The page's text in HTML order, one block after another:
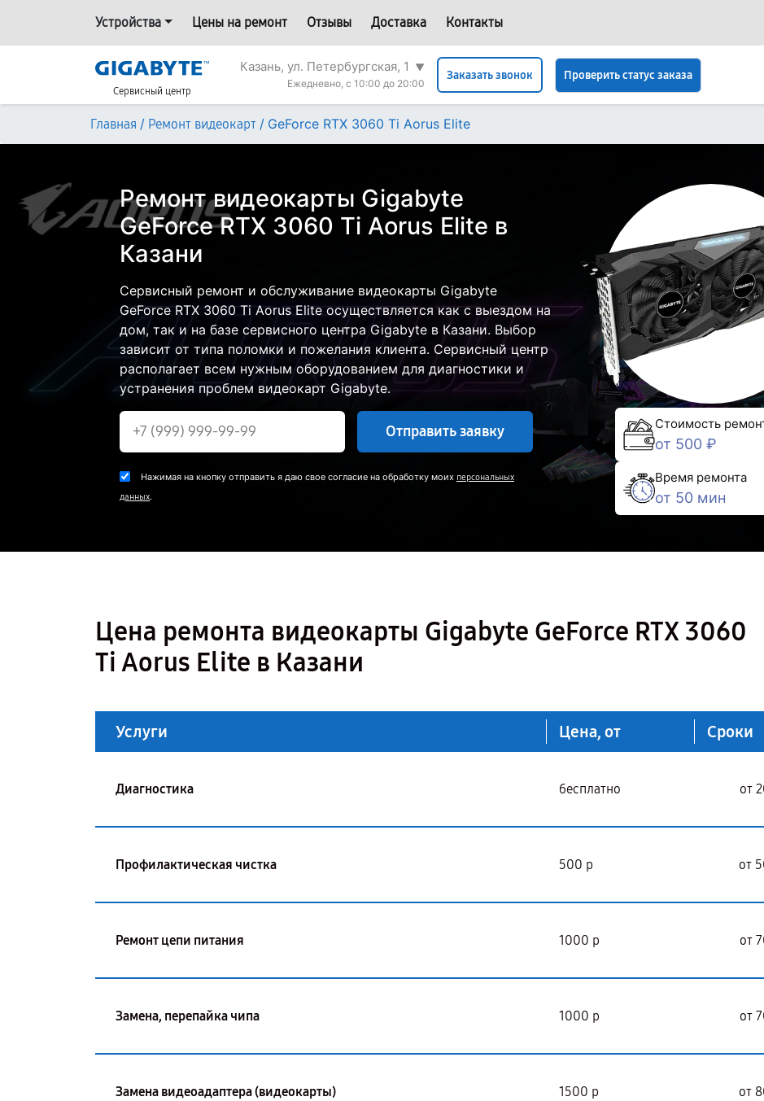
Устройства Цены на ремонт Отзывы Доставка Контакты
Сервисный центр
Казань, ул. Петербургская, 1
▼
Ежедневно, с 10:00 до 20:00
Заказать звонок Проверить статус заказа
Главная / Ремонт видеокарт / GeForce RTX 3060 Ti Aorus Elite
Ремонт видеокарты Gigabyte
GeForce RTX 3060 Ti Aorus Elite в
Казани
Сервисный ремонт и обслуживание видеокарты Gigabyte
GeForce RTX 3060 Ti Aorus Elite осуществляется как с выездом на
дом, так и на базе сервисного центра Gigabyte в Казани. Выбор
зависит от типа поломки и пожелания клиента. Сервисный центр
располагает всем нужным оборудованием для диагностики и
устранения проблем видеокарт Gigabyte.
Отправить заявку
Нажимая на кнопку отправить я даю свое согласие на обработку моих персональных
данных.
Стоимость
от 500 ₽
Время ремонта
от 50 мин
Цена ремонта видеокарты Gigabyte GeForce RTX 3060
Ti Aorus Elite в Казани
Услуги Цена, от Сроки
Диагностика бесплатно от
Профилактическая чистка 500 р от
Ремонт цепи питания 1000 р от
Замена, перепайка чипа 1000 р от
Замена видеоадаптера (видеокарты) 1500 р от